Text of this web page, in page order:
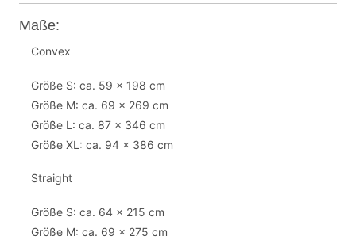
Maße:
Convex
Größe S: ca. 59 x 198 cm
Größe M: ca. 69 x 269 cm
Größe L: ca. 87 x 346 cm
Größe XL: ca. 94 x 386 cm
Straight
Größe S: ca. 64 x 215 cm
Größe M: ca. 69 x 275 cm